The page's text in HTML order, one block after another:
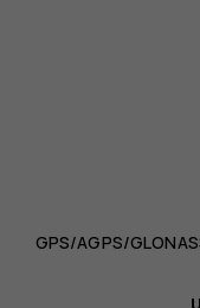
GPS/AGPS/